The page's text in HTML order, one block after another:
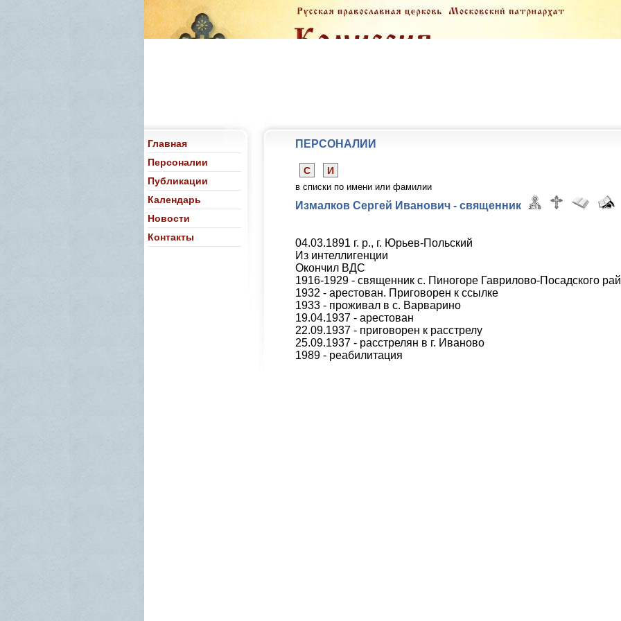
Главная
Персоналии
Публикации
Календарь
Новости
Контакты
ПЕРСОНАЛИИ
С И
в списки по имени или фамилии
Измалков Сергей Иванович - священник
04.03.1891 г. р., г. Юрьев-Польский
Из интеллигенции
Окончил ВДС
1916-1929 - священник с. Пиногоре Гаврилово-Посадского
1932 - арестован. Приговорен к ссылке
1933 - проживал в с. Варварино
19.04.1937 - арестован
22.09.1937 - приговорен к расстрелу
25.09.1937 - расстрелян в г. Иваново
1989 - реабилитация